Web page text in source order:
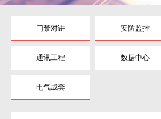
门禁对讲 安防监控
通讯工程 数据中心
电气成套